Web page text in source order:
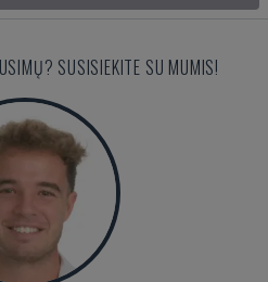
SUSISIEKITE SU MUMIS!